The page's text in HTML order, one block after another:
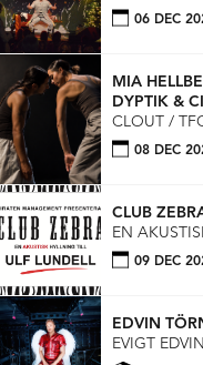
06 DEC
MIA
DYPTIK &
CLOUT /
08 DEC
CLUB
EN
09 DEC
EDVIN
EVIGT EDVIN